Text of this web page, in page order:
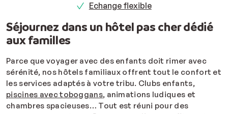
Echange flexible
Séjournez dans un hôtel pas cher dédié
aux familles
Parce que voyager avec des enfants doit rimer avec
sérénité, nos hôtels familiaux offrent tout le confort et
les services adaptés à votre tribu. Clubs enfants,
piscines avec toboggans, animations ludiques et
chambres spacieuses… Tout est réuni pour des